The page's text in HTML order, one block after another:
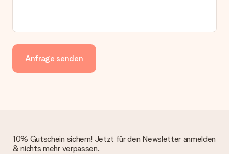
Anfrage senden
10% Gutschein sichern! Jetzt für den Newsletter anmelden
& nichts mehr verpassen.